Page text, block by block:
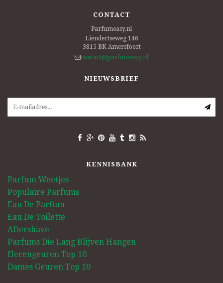
CONTACT
Parfumeasy.nl
Liendertseweg 146
3815 BK Amersfoort
contact@parfumeasy.nl
NIEUWSBRIEF
KENNISBANK
Parfum Weetjes
Populaire Parfums
Eau De Parfum
Eau De Toilette
Aftershave
Parfums Die Lang Blijven Hangen
Herengeuren Top 10
Dames Geuren Top 10